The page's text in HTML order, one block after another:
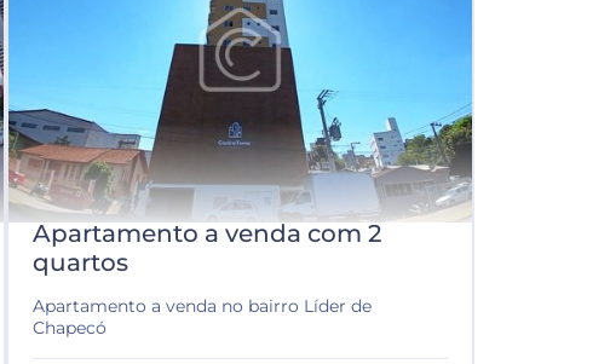
Apartamento a venda com 2
quartos
Apartamento a venda no bairro Líder de
Chapecó